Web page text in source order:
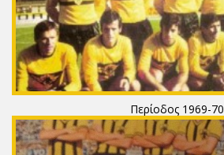
Περίοδος 1969-70